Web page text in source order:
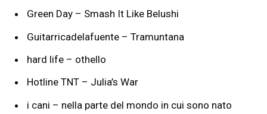
Green Day – Smash It Like Belushi
Guitarricadelafuente – Tramuntana
hard life – othello
Hotline TNT – Julia’s War
i cani – nella parte del mondo in cui sono nato